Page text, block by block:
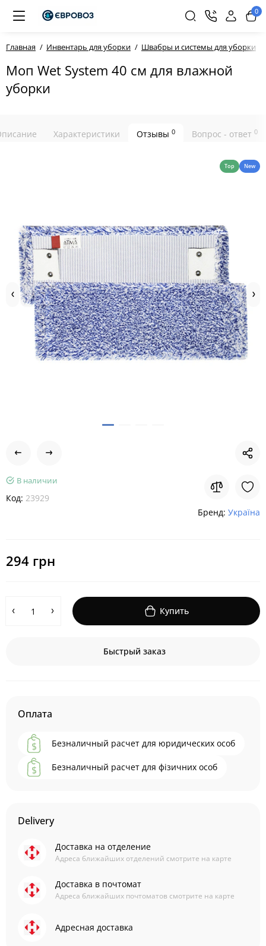
0
Главная Инвентарь для уборки Швабры и системы для уборки
Моп Wet System 40 см для влажной
уборки
Характеристики Отзывы 0 Вопрос - ответ 0
Top New
В наличии
Код: 23929
Бренд: Україна
294 грн
Купить
Быстрый заказ
Оплата
Безналичный расчет для юридических особ
Безналичный расчет для фізичних особ
Delivery
Доставка на отделение
Адреса ближайших отделений смотрите на карте
Доставка в почтомат
Адреса ближайших почтоматов смотрите на карте
Адресная доставка